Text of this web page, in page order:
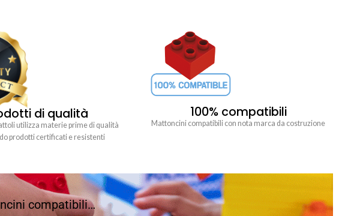
di qualità
utilizza materie prime di qualità
prodotti certificati e resistenti
100% compatibili
Mattoncini compatibili con nota marca da costruzione
compatibili…